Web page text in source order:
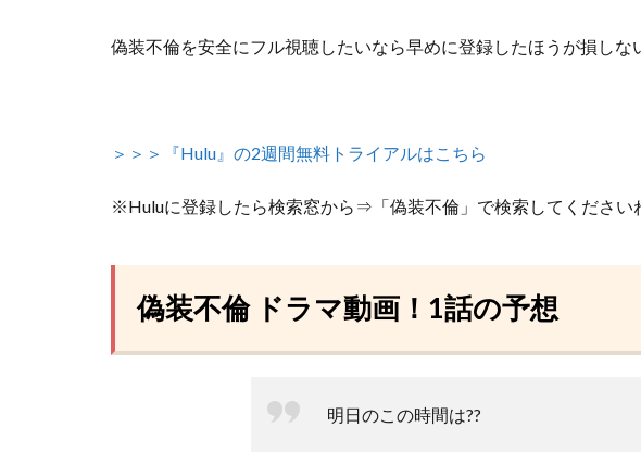
偽装不倫を安全にフル視聴したいなら早めに登録したほうが損しな
＞＞＞『Hulu』の2週間無料トライアルはこちら
※Huluに登録したら検索窓から⇒「偽装不倫」で検索してください
偽装不倫 ドラマ動画！1話の予想
明日のこの時間は??